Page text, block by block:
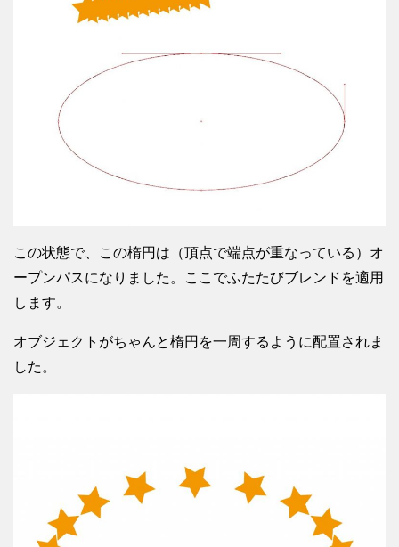
この状態で、この楕円は（頂点で端点が重なっている）オ
ープンパスになりました。ここでふたたびブレンドを適用
します。
オブジェクトがちゃんと楕円を一周するように配置されま
した。